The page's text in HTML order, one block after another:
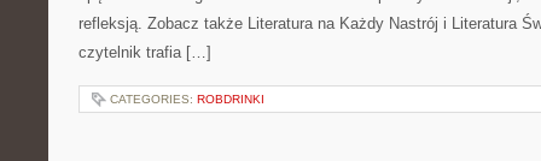
refleksją. Zobacz także Literatura na Każdy Nastrój i Literatura
czytelnik trafia […]
CATEGORIES: ROBDRINKI